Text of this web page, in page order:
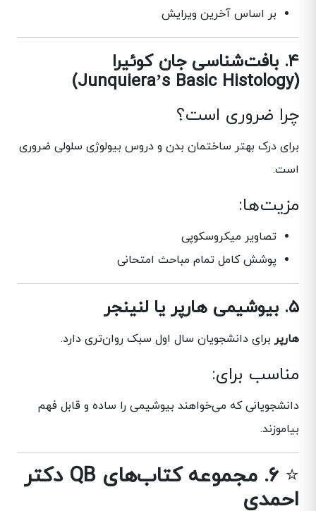
بر اساس آخرین ویرایش
۴. بافت‌شناسی جان کوئیرا
(Junquiera’s Basic Histology)
چرا ضروری است؟
برای درک بهتر ساختمان بدن و دروس بیولوژی سلولی ضروری
است.
مزیت‌ها:
تصاویر میکروسکوپی
پوشش کامل تمام مباحث امتحانی
۵. بیوشیمی هارپر یا لنینجر
هارپر برای دانشجویان سال اول سبک روان‌تری دارد.
مناسب برای:
دانشجویانی که می‌خواهند بیوشیمی را ساده و قابل فهم
بیاموزند.
⭐
۶. مجموعه کتاب‌های QB دکتر
احمدی